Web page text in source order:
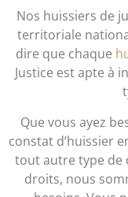
Nos huissiers de
territoriale
dire que chaque
Justice est apte à
Que vous ayez
constat d’huissier
tout autre type de
droits, nous